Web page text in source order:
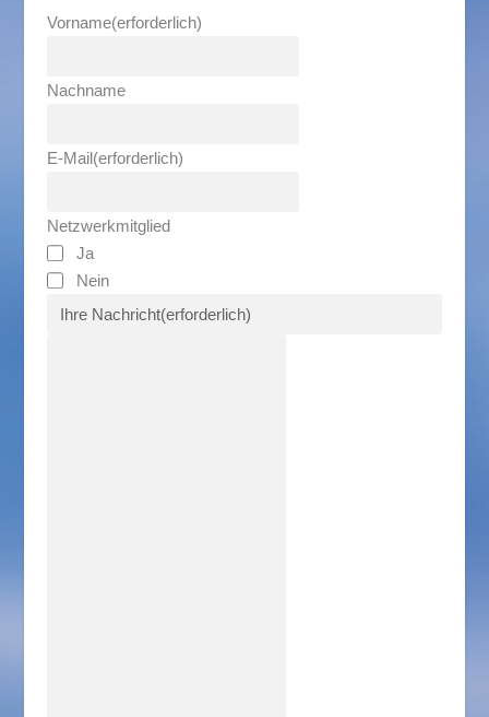
Vorname(erforderlich)
Nachname
E-Mail(erforderlich)
Netzwerkmitglied
Ja
Nein
Ihre Nachricht(erforderlich)